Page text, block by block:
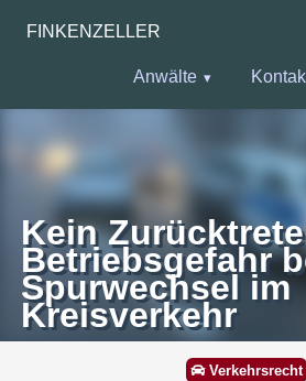
FINKENZELLER
Anwälte
Kein
Betriebsgefahr
Spurwechsel im
Kreisverkehr
Verkehrsrecht